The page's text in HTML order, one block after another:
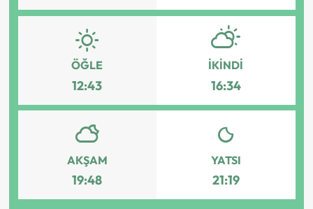
ÖĞLE
12:43
İKINDI
16:34
AKŞAM
19:48
YATSI
21:19